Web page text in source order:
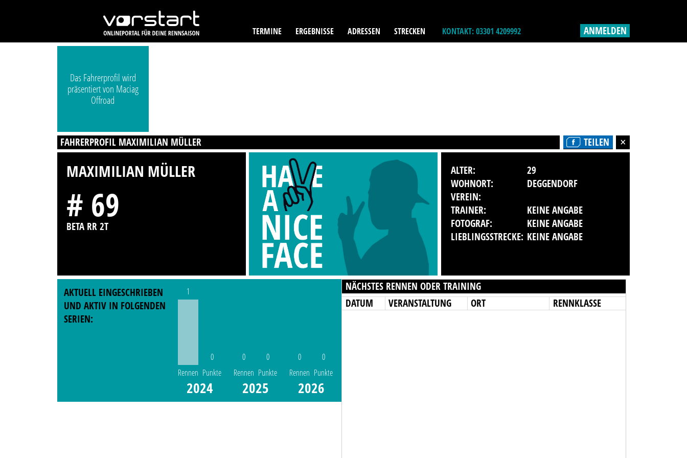
TERMINE ERGEBNISSE ADRESSEN STRECKEN KONTAKT: 03301 4209992 ANMELDEN
Das Fahrerprofil wird
präsentiert von Maciag
Offroad
FAHRERPROFIL MAXIMILIAN MÜLLER TEILEN
MAXIMILIAN MÜLLER
# 69
BETA RR 2T
ALTER:
29
WOHNORT:
DEGGENDORF
VEREIN:
TRAINER:
KEINE ANGABE
FOTOGRAF:
KEINE ANGABE
LIEBLINGSSTRECKE: KEINE ANGABE
AKTUELL EINGESCHRIEBEN
UND AKTIV IN FOLGENDEN
SERIEN:
1
Rennen
0
Punkte
2024
0
Rennen
0
Punkte
2025
0
Rennen
0
Punkte
2026
NÄCHSTES RENNEN ODER TRAINING
DATUM
VERANSTALTUNG ORT RENNKLASSE